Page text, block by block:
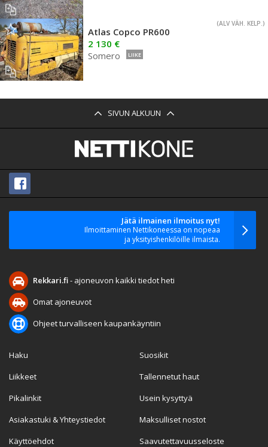
(ALV VÄH. KELP.)
Atlas Copco PR600
2 130 €
Somero
LIIKE
SIVUN ALKUUN
Jätä ilmainen ilmoitus nyt!
Ilmoittaminen Nettikoneessa on nopeaa
ja yksityishenkilöille ilmaista.
Rekkari.fi- ajoneuvon kaikki tiedot heti
Omat ajoneuvot
Ohjeet turvalliseen kaupankäyntiin
Haku
Liikkeet
Pikalinkit
Asiakastuki & Yhteystiedot
Käyttöehdot
Suosikit
Tallennetut haut
Usein kysyttyä
Maksulliset nostot
Saavutettavuusseloste